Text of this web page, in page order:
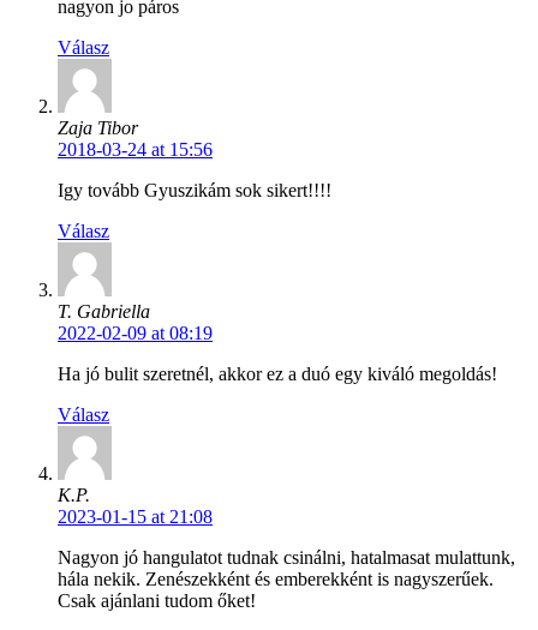
nagyon jo páros
Válasz
Zaja Tibor
2018-03-24 at 15:56
Igy tovább Gyuszikám sok sikert!!!!
Válasz
T. Gabriella
2022-02-09 at 08:19
Ha jó bulit szeretnél, akkor ez a duó egy kiváló megoldás!
Válasz
K.P.
2023-01-15 at 21:08
Nagyon jó hangulatot tudnak csinálni, hatalmasat mulattunk,
hála nekik. Zenészekként és emberekként is nagyszerűek.
Csak ajánlani tudom őket!